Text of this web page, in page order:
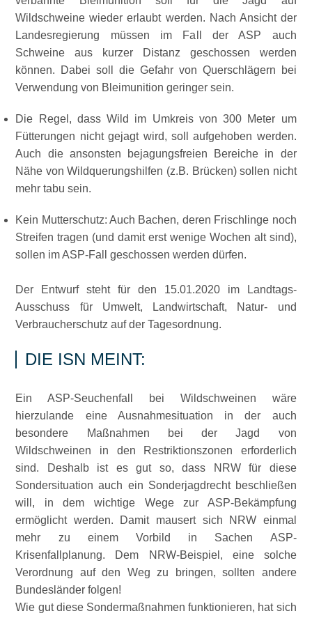
Wildschweine wieder erlaubt werden. Nach Ansicht der
Landesregierung müssen im Fall der ASP auch
Schweine aus kurzer Distanz geschossen werden
können. Dabei soll die Gefahr von Querschlägern bei
Verwendung von Bleimunition geringer sein.
Die Regel, dass Wild im Umkreis von 300 Meter um
Fütterungen nicht gejagt wird, soll aufgehoben werden.
Auch die ansonsten bejagungsfreien Bereiche in der
Nähe von Wildquerungshilfen (z.B. Brücken) sollen nicht
mehr tabu sein.
Kein Mutterschutz: Auch Bachen, deren Frischlinge noch
Streifen tragen (und damit erst wenige Wochen alt sind),
sollen im ASP-Fall geschossen werden dürfen.
Der Entwurf steht für den 15.01.2020 im Landtags-
Ausschuss für Umwelt, Landwirtschaft, Natur- und
Verbraucherschutz auf der Tagesordnung.
DIE ISN MEINT:
Ein ASP-Seuchenfall bei Wildschweinen wäre
hierzulande eine Ausnahmesituation in der auch
besondere Maßnahmen bei der Jagd von
Wildschweinen in den Restriktionszonen erforderlich
sind. Deshalb ist es gut so, dass NRW für diese
Sondersituation auch ein Sonderjagdrecht beschließen
will, in dem wichtige Wege zur ASP-Bekämpfung
ermöglicht werden. Damit mausert sich NRW einmal
mehr zu einem Vorbild in Sachen ASP-
Krisenfallplanung. Dem NRW-Beispiel, eine solche
Verordnung auf den Weg zu bringen, sollten andere
Bundesländer folgen!
Wie gut diese Sondermaßnahmen funktionieren, hat sich